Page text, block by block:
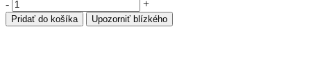
množstvo
Infinity
dvojitý
- +
Pridať do košíka Upozorniť blízkého